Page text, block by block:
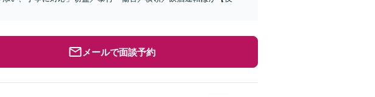
メールで面談予約